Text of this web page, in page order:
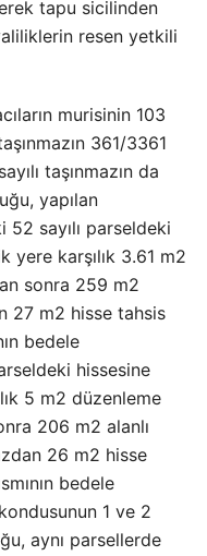
tapu sicilinden
resen yetkili
murisinin 103
361/3361
taşınmazın da
yapılan
52 sayılı parseldeki
yere karşılık 3.61 m2
sonra 259 m2
27 m2 hisse tahsis
bedele
hissesine
5 m2 düzenleme
206 m2 alanlı
26 m2 hisse
bedele
1 ve 2
aynı parsellerde